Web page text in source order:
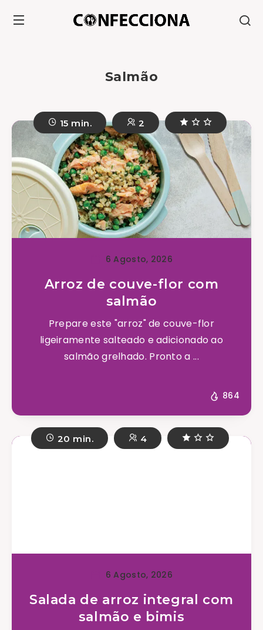
Salmão
15 min. 2
6 Agosto, 2026
Arroz de couve-flor com
salmão
Prepare este "arroz" de couve-flor
ligeiramente salteado e adicionado ao
salmão grelhado. Pronto a ...
864
20 min. 4
6 Agosto, 2026
Salada de arroz integral com
salmão e bimis